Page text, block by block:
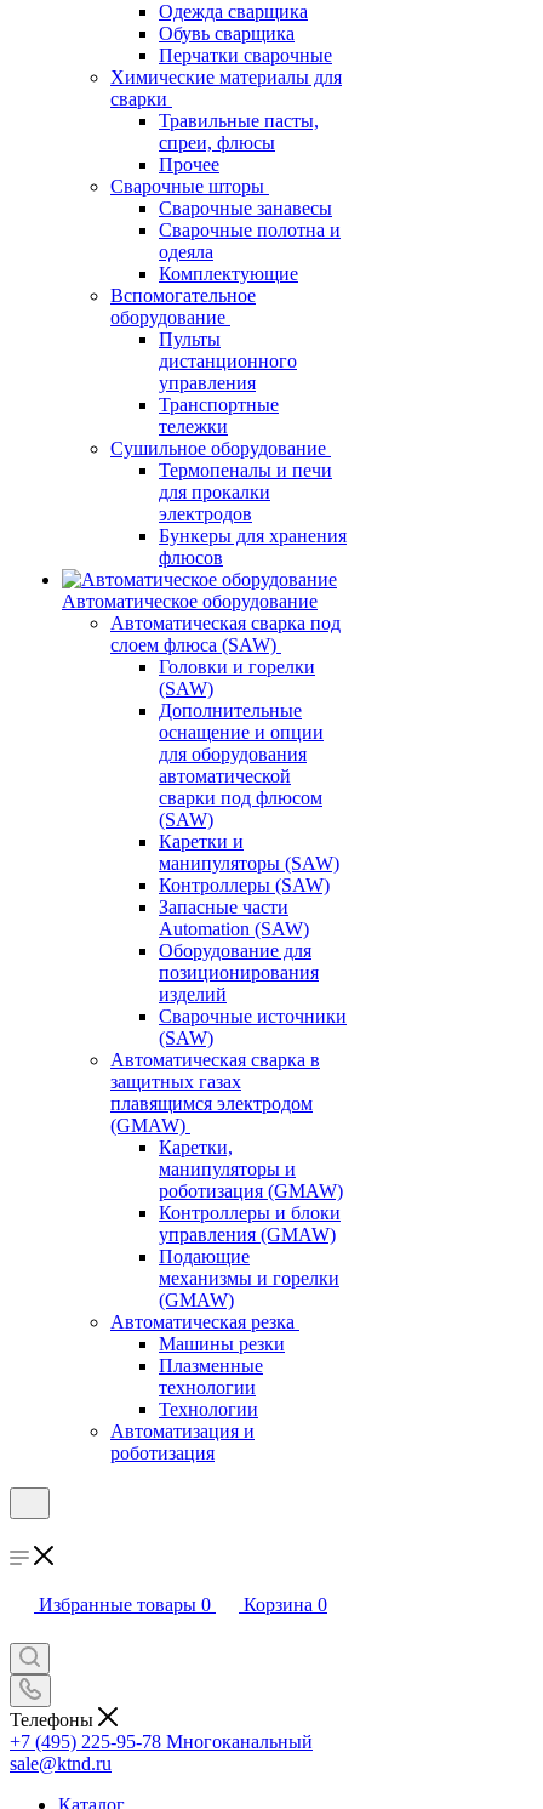
Одежда сварщика
Обувь сварщика
Перчатки сварочные
Химические материалы для
сварки
Травильные пасты,
спреи, флюсы
Прочее
Сварочные шторы
Сварочные занавесы
Сварочные полотна и
одеяла
Комплектующие
Вспомогательное
оборудование
Пульты
дистанционного
управления
Транспортные
тележки
Сушильное оборудование
Термопеналы и печи
для прокалки
электродов
Бункеры для хранения
флюсов
Автоматическое оборудование
Автоматическая сварка под
слоем флюса (SAW)
Головки и горелки
(SAW)
Дополнительные
оснащение и опции
для оборудования
автоматической
сварки под флюсом
(SAW)
Каретки и
манипуляторы (SAW)
Контроллеры (SAW)
Запасные части
Automation (SAW)
Оборудование для
позиционирования
изделий
Сварочные источники
(SAW)
Автоматическая сварка в
защитных газах
плавящимся электродом
(GMAW)
Каретки,
манипуляторы и
роботизация (GMAW)
Контроллеры и блоки
управления (GMAW)
Подающие
механизмы и горелки
(GMAW)
Автоматическая резка
Машины резки
Плазменные
технологии
Технологии
Автоматизация и
роботизация
Избранные товары 0 Корзина 0
Телефоны
+7 (495) 225-95-78 Многоканальный
sale@ktnd.ru
Каталог